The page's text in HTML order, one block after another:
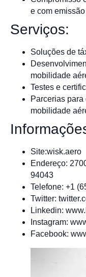
e com
Serviços:
Soluções de
mobilidade
Testes e
Parcerias
mobilidade
Site:wisk.aero
Endereço:
94043
Telefone: +1
Twitter:
Linkedin:
Instagram:
Facebook: